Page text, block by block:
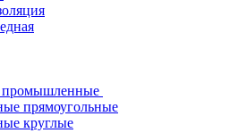
промышленные
прямоугольные
круглые